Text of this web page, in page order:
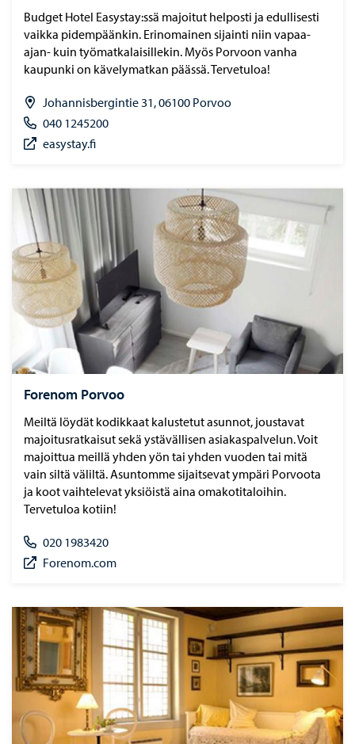
Budget Hotel Easystay:ssä majoitut helposti ja edullisesti
vaikka pidempäänkin. Erinomainen sijainti niin vapaa-
ajan- kuin työmatkalaisillekin. Myös Porvoon vanha
kaupunki on kävelymatkan päässä. Tervetuloa!
Johannisbergintie 31, 06100 Porvoo
040 1245200
easystay.fi
Forenom Porvoo
Meiltä löydät kodikkaat kalustetut asunnot, joustavat
majoitusratkaisut sekä ystävällisen asiakaspalvelun. Voit
majoittua meillä yhden yön tai yhden vuoden tai mitä
vain siltä väliltä. Asuntomme sijaitsevat ympäri Porvoota
ja koot vaihtelevat yksiöistä aina omakotitaloihin.
Tervetuloa kotiin!
020 1983420
Forenom.com